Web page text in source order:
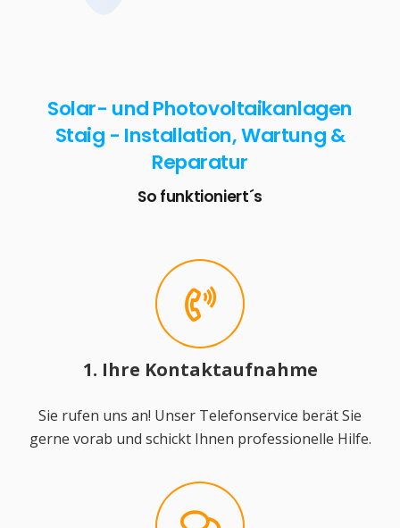
Solar- und Photovoltaikanlagen
Staig - Installation, Wartung &
Reparatur
So funktioniert´s
1. Ihre Kontaktaufnahme
Sie rufen uns an! Unser Telefonservice berät Sie
gerne vorab und schickt Ihnen professionelle Hilfe.